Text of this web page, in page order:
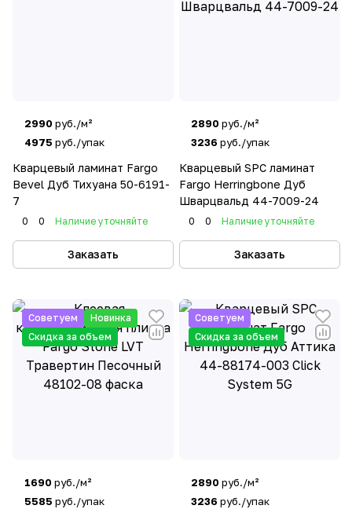
2990 руб./м²
4975 руб./упак
Кварцевый ламинат Fargo
Bevel Дуб Тихуана 50-6191-
7
0 0 Наличие уточняйте
Заказать
2890 руб./м²
3236 руб./упак
Кварцевый SPC ламинат
Fargo Herringbone Дуб
Шварцвальд 44-7009-24
0 0 Наличие уточняйте
Заказать
Советуем
Новинка
Скидка за объем
1690 руб./м²
5585 руб./упак
Советуем
Скидка за объем
2890 руб./м²
3236 руб./упак